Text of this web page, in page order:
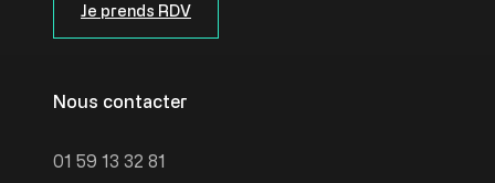
Je prends RDV
Nous contacter
01 59 13 32 81